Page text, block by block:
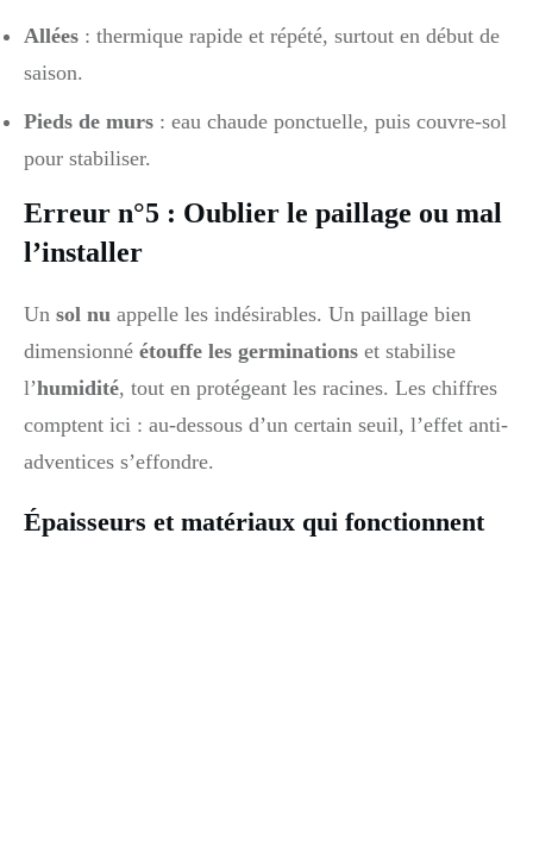
Allées : thermique rapide et répété, surtout en début de
saison.
Pieds de murs : eau chaude ponctuelle, puis couvre-sol
pour stabiliser.
Erreur n°5 : Oublier le paillage ou mal
l’installer
Un sol nu appelle les indésirables. Un paillage bien
dimensionné étouffe les germinations et stabilise
l’humidité, tout en protégeant les racines. Les chiffres
comptent ici : au-dessous d’un certain seuil, l’effet anti-
adventices s’effondre.
Épaisseurs et matériaux qui fonctionnent